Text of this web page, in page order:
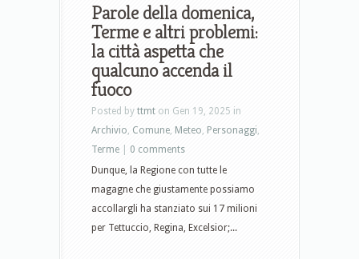
Parole della domenica,
Terme e altri problemi:
la città aspetta che
qualcuno accenda il
fuoco
Posted by ttmt on Gen 19, 2025 in
Archivio, Comune, Meteo, Personaggi,
Terme
0 comments
Dunque, la Regione con tutte le
magagne che giustamente possiamo
accollargli ha stanziato sui 17 milioni
per Tettuccio, Regina, Excelsior;...